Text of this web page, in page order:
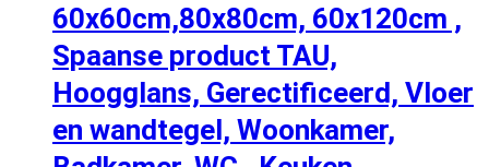
60x60cm,80x80cm, 60x120cm ,
Spaanse product TAU,
Hoogglans, Gerectificeerd, Vloer
en wandtegel, Woonkamer,